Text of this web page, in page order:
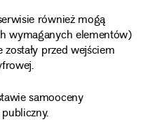
również mogą
wymaganych elementów)
przed wejściem
samooceny